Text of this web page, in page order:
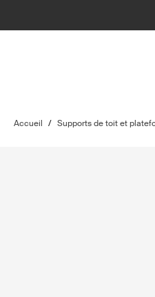
Accueil / Supports de toit et